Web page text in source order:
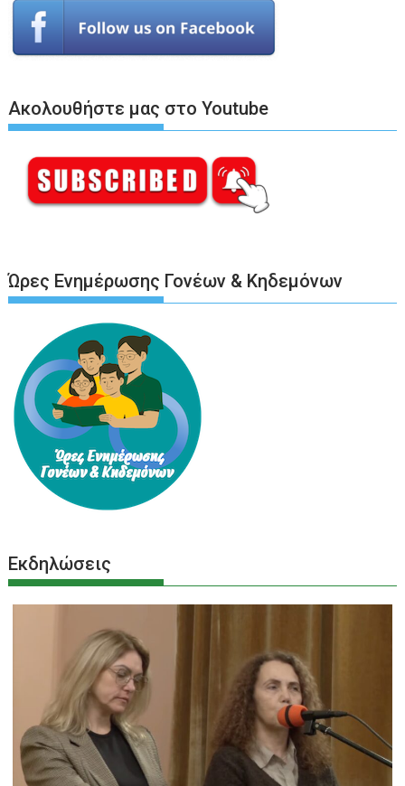
Ακολουθήστε μας στο Youtube
Ώρες Ενημέρωσης Γονέων & Κηδεμόνων
Εκδηλώσεις